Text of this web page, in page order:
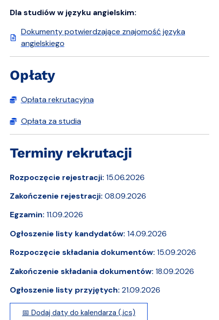
Dla studiów w języku angielskim:
Dokumenty potwierdzające znajomość języka
angielskiego
Opłaty
Opłata rekrutacyjna
Opłata za studia
Terminy rekrutacji
Rozpoczęcie rejestracji: 15.06.2026
Zakończenie rejestracji: 08.09.2026
Egzamin: 11.09.2026
Ogłoszenie listy kandydatów: 14.09.2026
Rozpoczęcie składania dokumentów: 15.09.2026
Zakończenie składania dokumentów: 18.09.2026
Ogłoszenie listy przyjętych: 21.09.2026
📅 Dodaj daty do kalendarza (.ics)